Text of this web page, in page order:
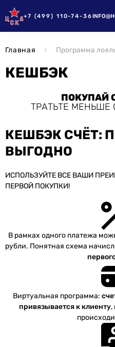
+7 (499) 110-74-36
Главная Программа
КЕШБЭК
ПОКУПАЙ
ТРАТЬТЕ МЕНЬШЕ
КЕШБЭК СЧЁТ:
ВЫГОДНО
ИСПОЛЬЗУЙТЕ ВСЕ ВАШИ
ПЕРВОЙ ПОКУПКИ!
В рамках одного платежа
рубли. Понятная схема
Виртуальная программа:
привязывается к клиенту,